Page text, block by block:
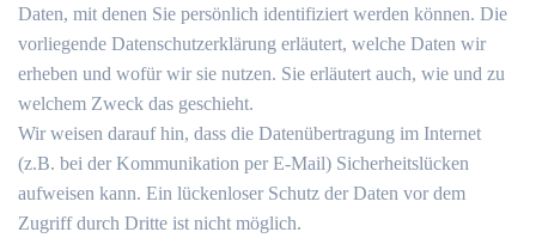
Daten, mit denen Sie persönlich identifiziert werden können. Die
vorliegende Datenschutzerklärung erläutert, welche Daten wir
erheben und wofür wir sie nutzen. Sie erläutert auch, wie und zu
welchem Zweck das geschieht.
Wir weisen darauf hin, dass die Datenübertragung im Internet
(z.B. bei der Kommunikation per E-Mail) Sicherheitslücken
aufweisen kann. Ein lückenloser Schutz der Daten vor dem
Zugriff durch Dritte ist nicht möglich.